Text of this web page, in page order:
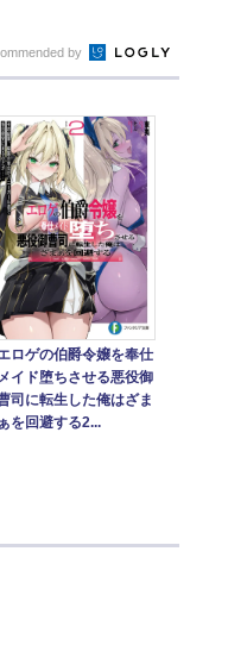
by
ロゲの伯爵令嬢を奉仕
イド堕ちさせる悪役御
司に転生した俺はざま
ぁを回避する2...